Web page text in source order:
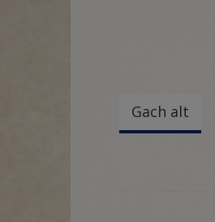
Gach alt